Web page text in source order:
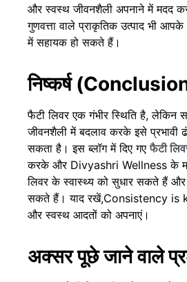
और स्वस्थ जीवनशैली अपनाने में मदद
गुणवत्ता वाले प्राकृतिक उत्पाद भी
में सहायक हो सकते हैं।
निष्कर्ष
फैटी लिवर एक गंभीर स्थिति है, लेकिन
जीवनशैली में बदलाव करके इसे प्रभावी
सकता है। इस ब्लॉग में दिए गएफैटी
करके और Divyashri Wellness के
लिवर के स्वास्थ्य को सुधार सकते हैं
सकते हैं। याद रखें,Consistency is
और स्वस्थ आदतों को अपनाएं।
अक्सर पूछे जाने वाले